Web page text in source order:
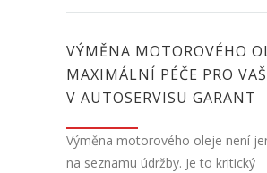
VÝMĚNA MOTOROVÉHO
MAXIMÁLNÍ PÉČE PRO
V AUTOSERVISU GARANT
Výměna motorového oleje není
na seznamu údržby. Je to kritický